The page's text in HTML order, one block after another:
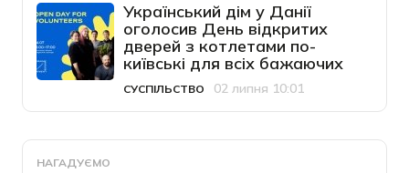
Український дім у Данії
оголосив День відкритих
дверей з котлетами по-
київські для всіх бажаючих
Категорія
СУСПІЛЬСТВО
Дата публікації02 липня 10:01
НАГАДУЄМО